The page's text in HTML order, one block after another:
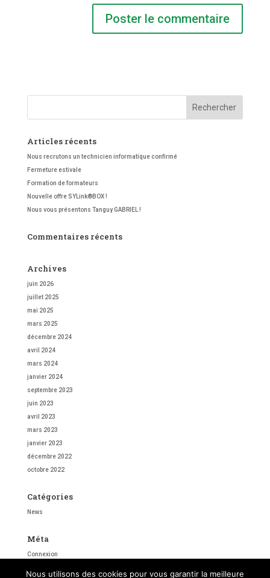
Articles récents
Nous recrutons un technicien informatique confirmé
Fermeture estivale
Formation de formateurs
Nouvelle offre SYLink®BOX !
Nous vous présentons Tanguy GABRIEL !
Commentaires récents
Archives
juin 2026
juillet 2025
mai 2025
mars 2025
décembre 2024
avril 2024
mars 2024
janvier 2024
septembre 2023
juin 2023
avril 2023
mars 2023
janvier 2023
décembre 2022
octobre 2022
Catégories
News
Méta
Connexion
Nous utilisons des cookies pour vous garantir la meilleure